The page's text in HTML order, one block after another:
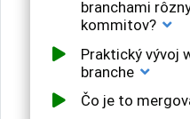
branchami
kommitov?
Praktický vývoj
branche
Čo je to